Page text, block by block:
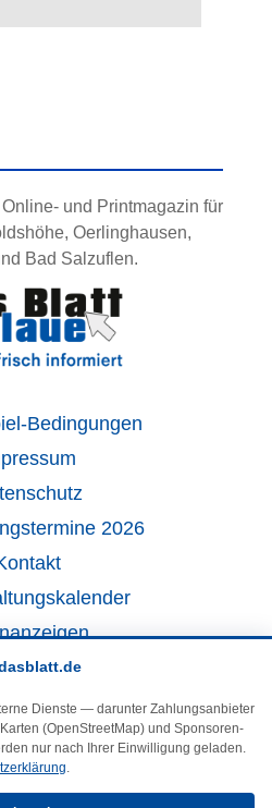
und Printmagazin für
Oerlinghausen,
Bad Salzuflen.
Bedingungen
2026
Sie uns!
Dienste — darunter Zahlungsanbieter
(OpenStreetMap) und Sponsoren-
nur nach Ihrer Einwilligung geladen.
.